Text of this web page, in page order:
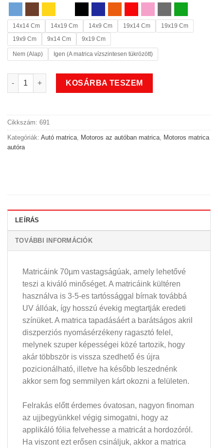
14x14 Cm 14x19 Cm 14x9 Cm 19x14 Cm
19x19 Cm
19x9 Cm
9x14 Cm 9x19 Cm
Nem (Alap) Igen (A matrica vízszintesen tükrözött)
Robogó motoros az autóban matrica mennyiség
KOSÁRBA TESZEM
Cikkszám: 691
Kategóriák: Autó matrica Motoros az autóban matrica Motoros matrica
autóra
LEÍRÁS
TOVÁBBI INFORMÁCIÓK
Matricáink 70µm vastagságúak, amely lehetővé
teszi a kiváló minőséget. A matricáink kültéren
használva is 3-5-es tartóssággal bírnak továbbá
UV állóak, így hosszú évekig megtartják eredeti
színüket. A matrica tapadásáért a barátságos akril
diszperziós nyomásérzékeny ragasztó felel,
melynek szuper képességei közé tartozik, hogy
akár többször is vissza szedhető és újra
pozicionálható, illetve ha később leszednénk
akkor sem fog semmilyen kárt okozni a felületen.
Felrakás előtt érdemes óvatosan, nagyon finoman
az ujjbegyünkkel végig simogatni, hogy az
applikáló fólia felvehesse a matricát a hordozóról.
Ha viszont ezt erősen csináljuk, akkor a matrica